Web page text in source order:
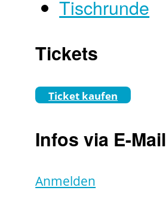
Tischrunde
Tickets
Ticket kaufen
Infos via E-Mail
Anmelden